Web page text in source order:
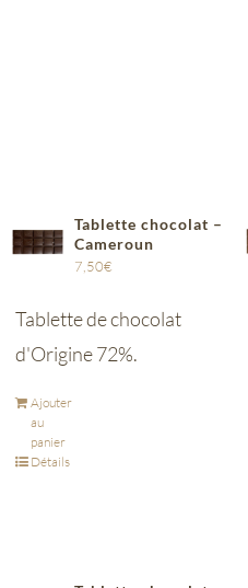
Tablette chocolat –
Cameroun
7,50€
Tablette de chocolat
d'Origine 72%.
Ajouter
au
panier
Détails